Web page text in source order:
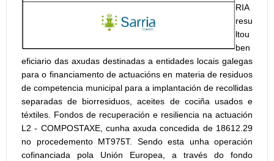
RIA
resu
ltou
ben
eficiario das axudas destinadas a entidades locais galegas
para o financiamento de actuacións en materia de residuos
de competencia municipal para a implantación de recollidas
separadas de biorresiduos, aceites de cociña usados e
téxtiles. Fondos de recuperación e resiliencia na actuación
L2 - COMPOSTAXE, cunha axuda concedida de 18612.29
no procedemento MT975T. Sendo esta unha operación
cofinanciada pola Unión Europea, a través do fondo